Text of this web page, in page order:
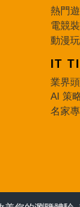
熱門
電競
動漫
IT
業界
AI 策
名家